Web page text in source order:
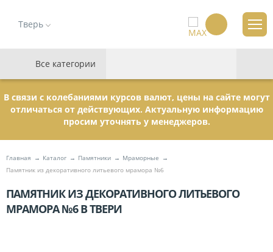
Тверь
Все категории
В связи с колебаниями курсов валют, цены на сайте могут
отличаться от действующих. Актуальную информацию
просим уточнять у менеджеров.
Главная Каталог Памятники
Мраморные
Памятник из декоративного литьевого мрамора №6
ПАМЯТНИК ИЗ ДЕКОРАТИВНОГО ЛИТЬЕВОГО
МРАМОРА №6 В ТВЕРИ